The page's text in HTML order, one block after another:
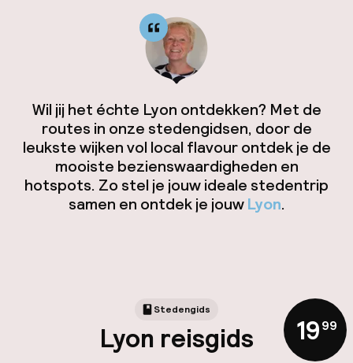
Wil jij het échte Lyon ontdekken? Met de
routes in onze stedengidsen, door de
leukste wijken vol local flavour ontdek je de
mooiste bezienswaardigheden en
hotspots. Zo stel je jouw ideale stedentrip
samen en ontdek je jouwLyon.
Stedengids
Lyon reisgids 19,99